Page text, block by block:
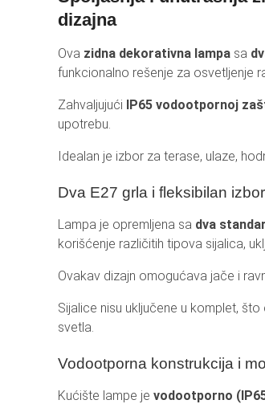
dizajna
Ova zidna dekorativna lampa sa
funkcionalno rešenje za osvetljenje
Zahvaljujući IP65 vodootpornoj
upotrebu.
Idealan je izbor za terase, ulaze,
Dva E27 grla i fleksibilan
Lampa je opremljena sa dva
korišćenje različitih tipova sijalica,
Ovakav dizajn omogućava jače i
Sijalice nisu uključene u komplet,
svetla.
Vodootporna konstrukcija i
Kućište lampe je vodootporno